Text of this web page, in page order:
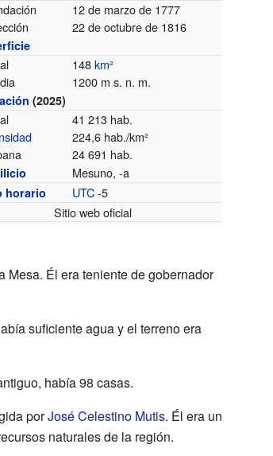
12 de marzo de 1777
22 de octubre de 1816
148km²
1200 m s. n. m.
(2025)
41 213 hab.
224,6 hab./km²
24 691 hab.
Mesuno, -a
horario UTC-5
Sitio web oficial
Él era teniente de gobernador
suficiente agua y el terreno era
había 98 casas.
porJosé Celestino Mutis. Él era un
naturales de la región.